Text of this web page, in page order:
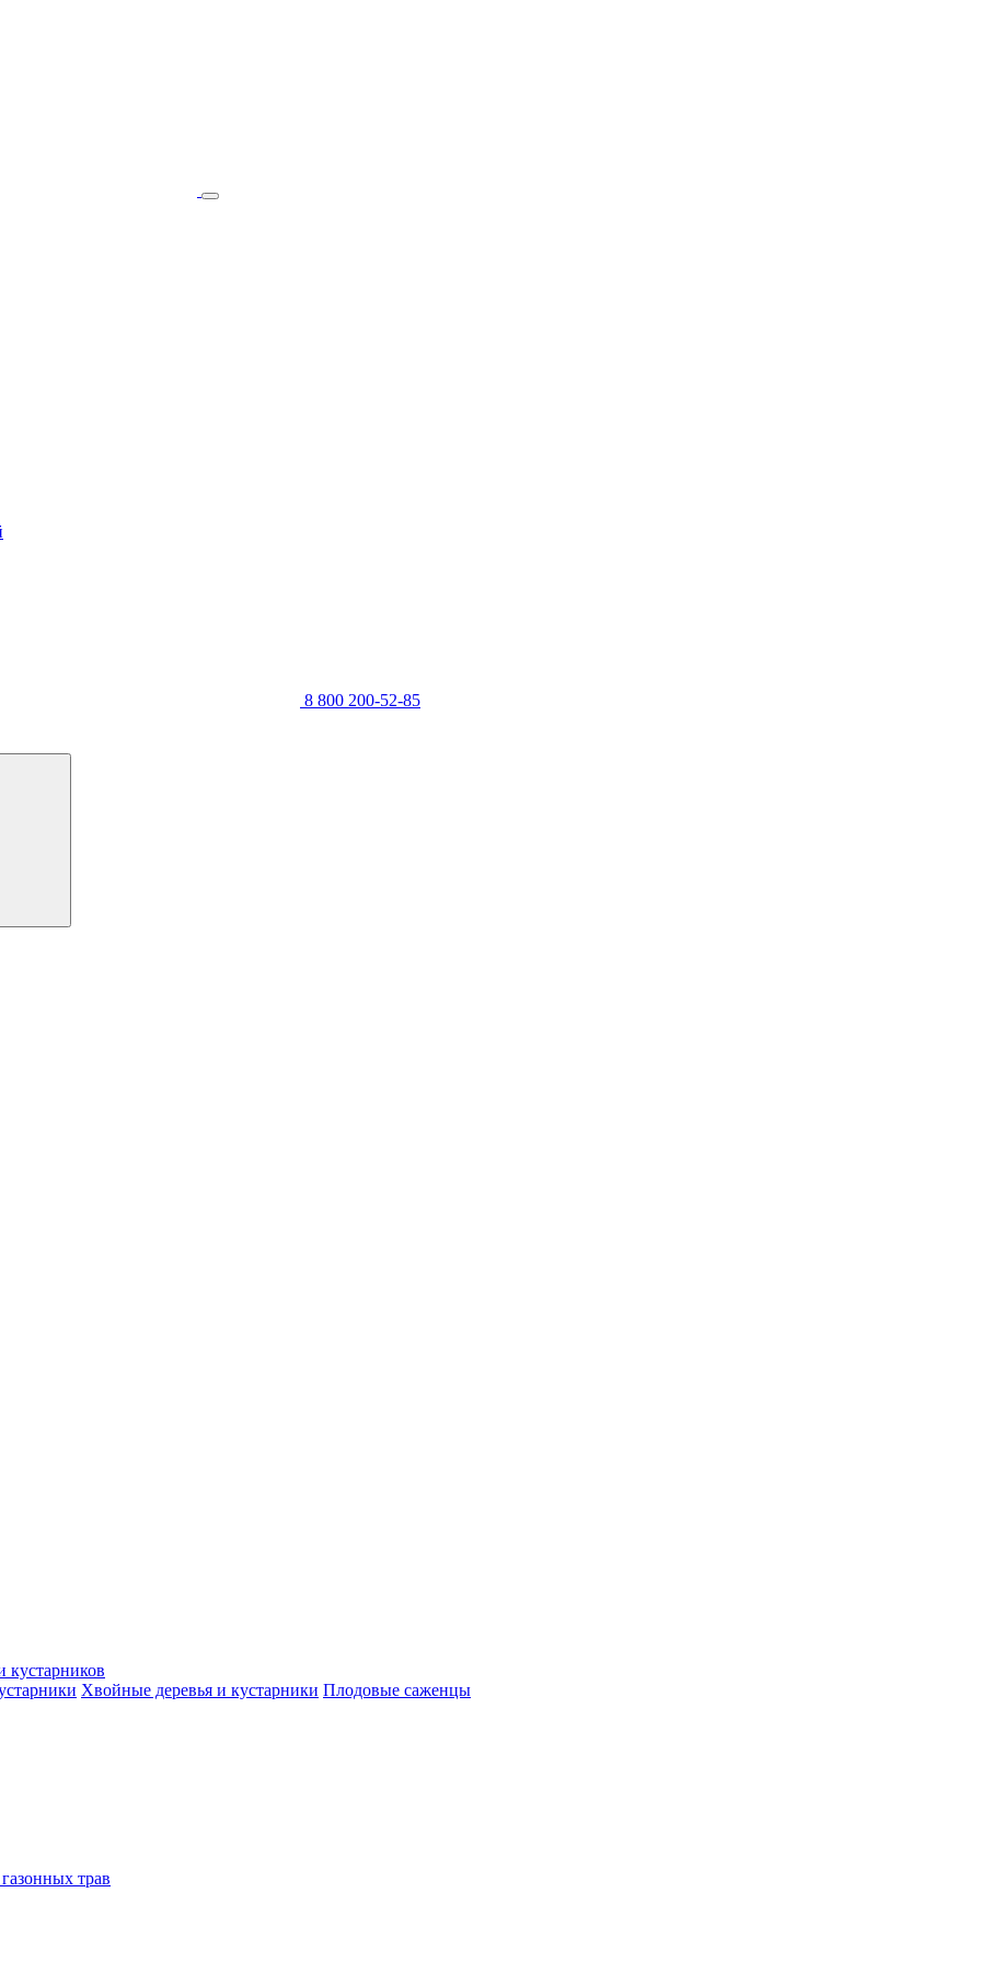
8 800 200-52-85
кустарников
Хвойные деревья и кустарники Плодовые саженцы
трав